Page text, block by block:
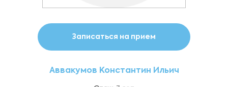
Записаться на прием
Аввакумов Константин Ильич